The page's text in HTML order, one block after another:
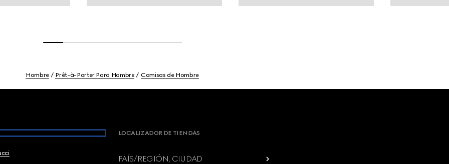
Hombre Prêt-à-Porter Para Hombre Camisas de Hombre
LOCALIZADOR DE TIENDAS
PAÍS/REGIÓN, CIUDAD